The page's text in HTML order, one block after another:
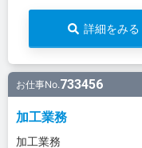
詳細をみる
お仕事No.733456
加工業務
加工業務